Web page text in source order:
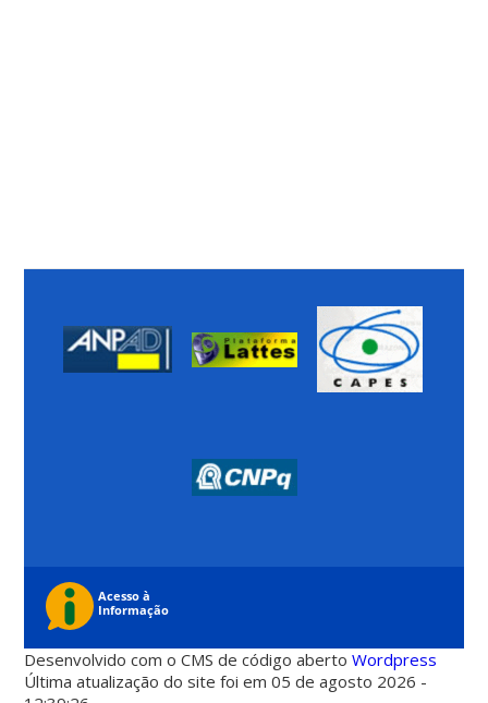
Desenvolvido com o CMS de código abertoWordpress
Última atualização do site foi em 05 de agosto 2026 -